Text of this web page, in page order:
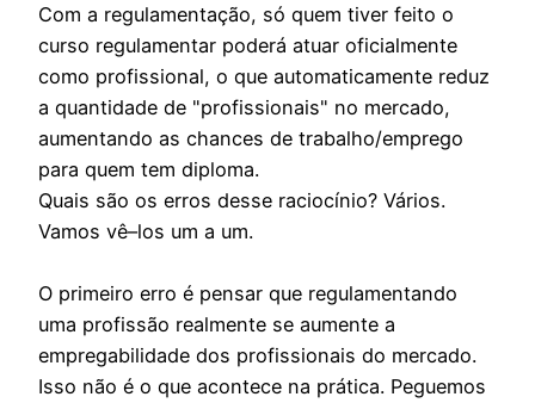
Com a regulamentação, só quem tiver feito o
curso regulamentar poderá atuar oficialmente
como profissional, o que automaticamente reduz
a quantidade de "profissionais" no mercado,
aumentando as chances de trabalho/emprego
para quem tem diploma.
Quais são os erros desse raciocínio? Vários.
Vamos vê–los um a um.
O primeiro erro é pensar que regulamentando
uma profissão realmente se aumente a
empregabilidade dos profissionais do mercado.
Isso não é o que acontece na prática. Peguemos